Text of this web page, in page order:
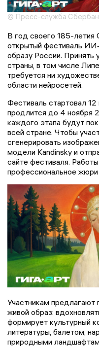
© Пресс-служба
В год своего 185-летия
открытый фестиваль
образу России.
страны, в том числе
требуется ни
области нейросетей.
Фестиваль стартовал
продлится до 4 ноября
каждого этапа будут
всей стране. Чтобы
сгенерировать
модели Kandinsky и
сайте фестиваля.
профессиональное
Участникам
живой образ:
формирует культурный
литературы, балетом,
природными